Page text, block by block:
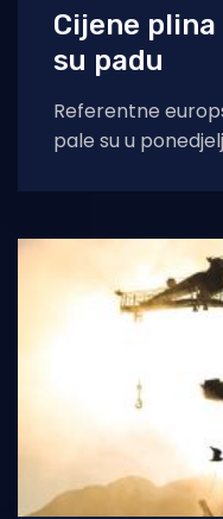
Cijene
su padu
Referentne
pale su u
na